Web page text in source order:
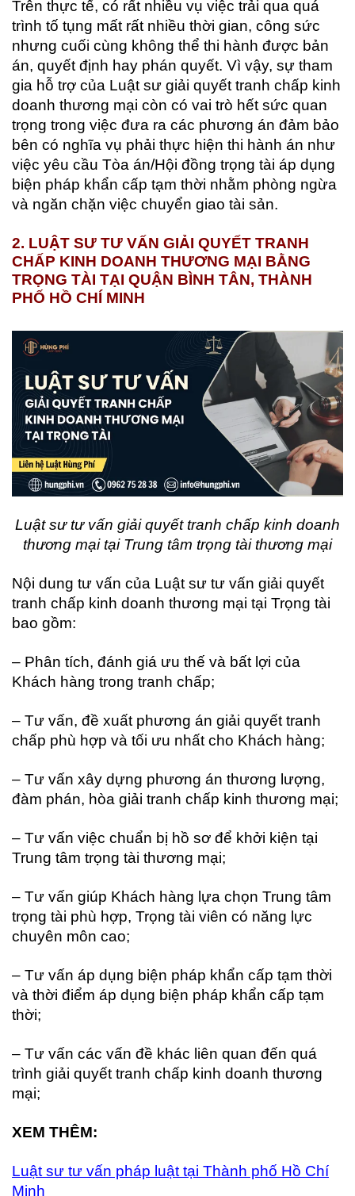
Trên thực tế, có rất nhiều vụ việc trải qua quá
trình tố tụng mất rất nhiều thời gian, công sức
nhưng cuối cùng không thể thi hành được bản
án, quyết định hay phán quyết. Vì vậy, sự tham
gia hỗ trợ của Luật sư giải quyết tranh chấp kinh
doanh thương mại còn có vai trò hết sức quan
trọng trong việc đưa ra các phương án đảm bảo
bên có nghĩa vụ phải thực hiện thi hành án như
việc yêu cầu Tòa án/Hội đồng trọng tài áp dụng
biện pháp khẩn cấp tạm thời nhằm phòng ngừa
và ngăn chặn việc chuyển giao tài sản.
2. LUẬT SƯ TƯ VẤN GIẢI QUYẾT TRANH
CHẤP KINH DOANH THƯƠNG MẠI BẰNG
TRỌNG TÀI TẠI QUẬN BÌNH TÂN, THÀNH
PHỐ HỒ CHÍ MINH
Luật sư tư vấn giải quyết tranh chấp kinh doanh
thương mại tại Trung tâm trọng tài thương mại
Nội dung tư vấn của Luật sư tư vấn giải quyết
tranh chấp kinh doanh thương mại tại Trọng tài
bao gồm:
– Phân tích, đánh giá ưu thế và bất lợi của
Khách hàng trong tranh chấp;
– Tư vấn, đề xuất phương án giải quyết tranh
chấp phù hợp và tối ưu nhất cho Khách hàng;
– Tư vấn xây dựng phương án thương lượng,
đàm phán, hòa giải tranh chấp kinh thương mại;
– Tư vấn việc chuẩn bị hồ sơ để khởi kiện tại
Trung tâm trọng tài thương mại;
– Tư vấn giúp Khách hàng lựa chọn Trung tâm
trọng tài phù hợp, Trọng tài viên có năng lực
chuyên môn cao;
– Tư vấn áp dụng biện pháp khẩn cấp tạm thời
và thời điểm áp dụng biện pháp khẩn cấp tạm
thời;
– Tư vấn các vấn đề khác liên quan đến quá
trình giải quyết tranh chấp kinh doanh thương
mại;
XEM THÊM:
Luật sư tư vấn pháp luật tại Thành phố Hồ Chí
Minh